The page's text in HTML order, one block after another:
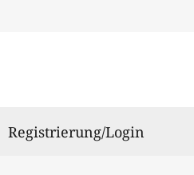
Registrierung/Login